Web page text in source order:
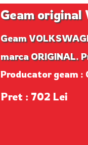
Geam original
Geam
marca ORIGINAL.
Producator geam :
Pret : 702 Lei